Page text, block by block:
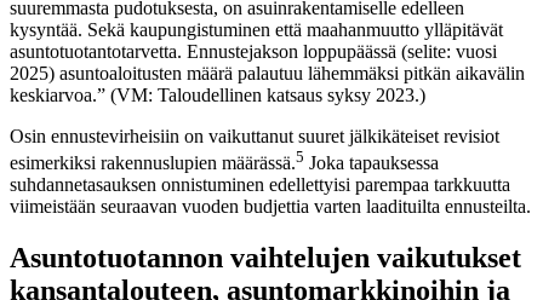
suuremmasta pudotuksesta, on asuinrakentamiselle edelleen
kysyntää. Sekä kaupungistuminen että maahanmuutto ylläpitävät
asuntotuotantotarvetta. Ennustejakson loppupäässä (selite: vuosi
2025) asuntoaloitusten määrä palautuu lähemmäksi pitkän aikavälin
keskiarvoa.” (VM: Taloudellinen katsaus syksy 2023.)
Osin ennustevirheisiin on vaikuttanut suuret jälkikäteiset revisiot
esimerkiksi rakennuslupien määrässä.5 Joka tapauksessa
suhdannetasauksen onnistuminen edellettyisi parempaa tarkkuutta
viimeistään seuraavan vuoden budjettia varten laadituilta ennusteilta.
Asuntotuotannon vaihtelujen vaikutukset
kansantalouteen, asuntomarkkinoihin ja